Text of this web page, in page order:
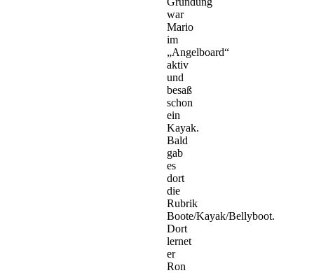
war
Mario
im
„Angelboard“
aktiv
und
besaß
schon
ein
Kayak.
Bald
gab
es
dort
die
Rubrik
Boote/Kayak/Bellyboot.
Dort
lernet
er
Ron